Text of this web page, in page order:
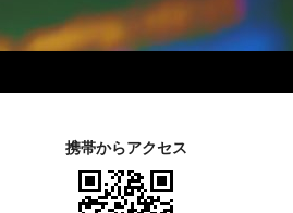
携帯からアクセス